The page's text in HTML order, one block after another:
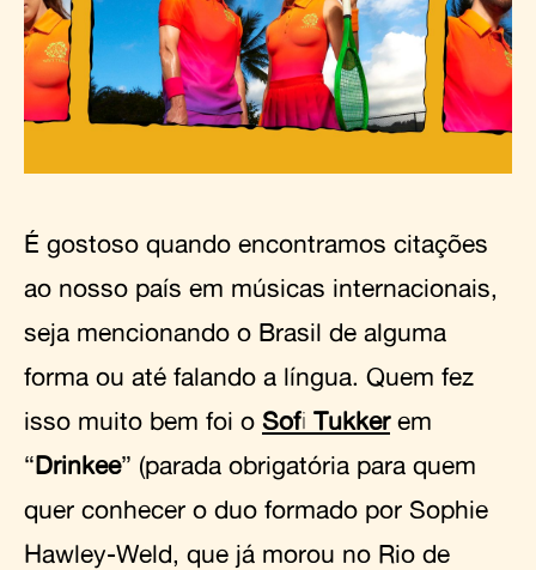
É gostoso quando encontramos citações
ao nosso país em músicas internacionais,
seja mencionando o Brasil de alguma
forma ou até falando a língua. Quem fez
isso muito bem foi o Sofi Tukkerem
“Drinkee” (parada obrigatória para quem
quer conhecer o duo formado por Sophie
Hawley-Weld, que já morou no Rio de